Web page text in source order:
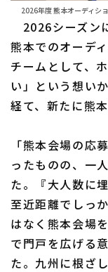
2026年度 熊本オーディ
2026シーズン
熊本でのオーデ
チームとして、
い」という想い
経て、新たに熊
「熊本会場の応
ったものの、一
た。『大人数に
至近距離でしっ
はなく熊本会場
で門戸を広げる
た。九州に根ざ